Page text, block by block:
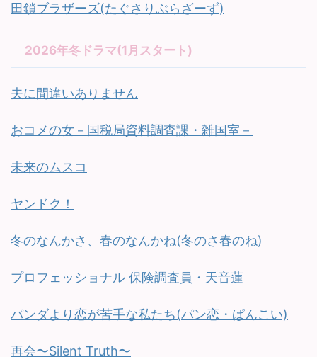
田鎖ブラザーズ(たぐさりぶらざーず)
2026年冬ドラマ(1月スタート)
夫に間違いありません
おコメの女－国税局資料調査課・雑国室－
未来のムスコ
ヤンドク！
冬のなんかさ、春のなんかね(冬のさ春のね)
プロフェッショナル 保険調査員・天音蓮
パンダより恋が苦手な私たち(パン恋・ぱんこい)
再会〜Silent Truth〜